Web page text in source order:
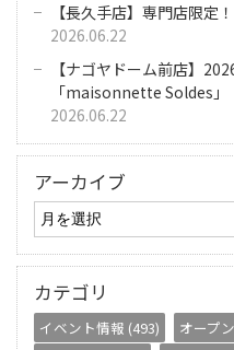
【長久手店】専門店限定
2026.06.22
【ナゴヤドーム前店】
「maisonnette Soldes」
2026.06.22
アーカイブ
カテゴリ
イベント情報 (493) オープ